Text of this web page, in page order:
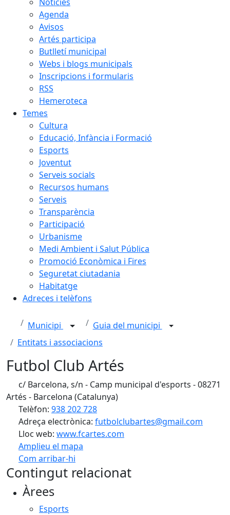
Agenda
Avisos
Artés participa
Butlletí municipal
Webs i blogs municipals
Inscripcions i formularis
RSS
Hemeroteca
Temes
Cultura
Educació, Infància i Formació
Esports
Joventut
Serveis socials
Recursos humans
Serveis
Transparència
Participació
Urbanisme
Medi Ambient i Salut Pública
Promoció Econòmica i Fires
Seguretat ciutadania
Habitatge
Adreces i telèfons
Municipi
Guia del municipi
Entitats i associacions
Futbol Club Artés
c/ Barcelona, s/n - Camp municipal d'esports - 08271
Artés - Barcelona (Catalunya)
Telèfon: 938 202 728
Adreça electrònica: futbolclubartes@gmail.com
Lloc web: www.fcartes.com
Amplieu el mapa
Com arribar-hi
+
−
Contingut relacionat
Àrees
Esports